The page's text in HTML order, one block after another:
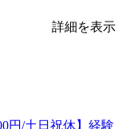
詳細を表示